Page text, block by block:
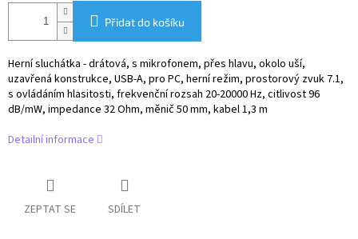
Přidat do košíku
Herní sluchátka - drátová, s mikrofonem, přes hlavu, okolo uší,
uzavřená konstrukce, USB-A, pro PC, herní režim, prostorový zvuk 7.1,
s ovládáním hlasitosti, frekvenční rozsah 20-20000 Hz, citlivost 96
dB/mW, impedance 32 Ohm, měnič 50 mm, kabel 1,3 m
Detailní informace
ZEPTAT SE SDÍLET